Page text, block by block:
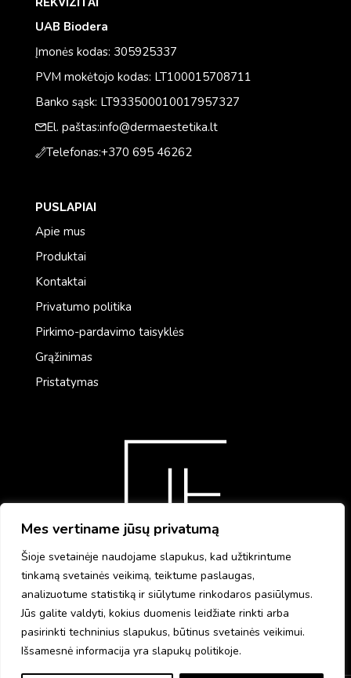
Mes vertiname jūsų privatumą
Šioje svetainėje naudojame slapukus, kad užtikrintume
tinkamą svetainės veikimą, teiktume paslaugas,
analizuotume statistiką ir siūlytume rinkodaros pasiūlymus.
Jūs galite valdyti, kokius duomenis leidžiate rinkti arba
pasirinkti techninius slapukus, būtinus svetainės veikimui.
Išsamesnė informacija yra slapukų politikoje.
UAB Biodera
Įmonės kodas: 305925337
PVM mokėtojo kodas: LT100015708711
Banko sąsk: LT933500010017957327
El. paštas:info@dermaestetika.lt
Telefonas:+370 695 46262
PUSLAPIAI
Apie mus
Produktai
Kontaktai
Privatumo politika
Pirkimo-pardavimo taisyklės
Grąžinimas
Pristatymas